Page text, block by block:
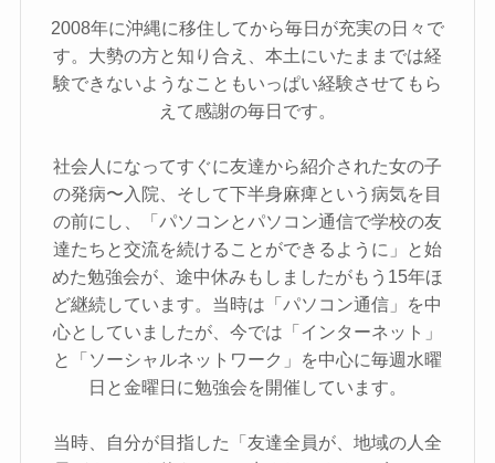
2008年に沖縄に移住してから毎日が充実の日々で
す。大勢の方と知り合え、本土にいたままでは経
験できないようなこともいっぱい経験させてもら
えて感謝の毎日です。
社会人になってすぐに友達から紹介された女の子
の発病〜入院、そして下半身麻痺という病気を目
の前にし、「パソコンとパソコン通信で学校の友
達たちと交流を続けることができるように」と始
めた勉強会が、途中休みもしましたがもう15年ほ
ど継続しています。当時は「パソコン通信」を中
心としていましたが、今では「インターネット」
と「ソーシャルネットワーク」を中心に毎週水曜
日と金曜日に勉強会を開催しています。
当時、自分が目指した「友達全員が、地域の人全